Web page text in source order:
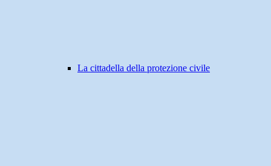
La cittadella della protezione civile